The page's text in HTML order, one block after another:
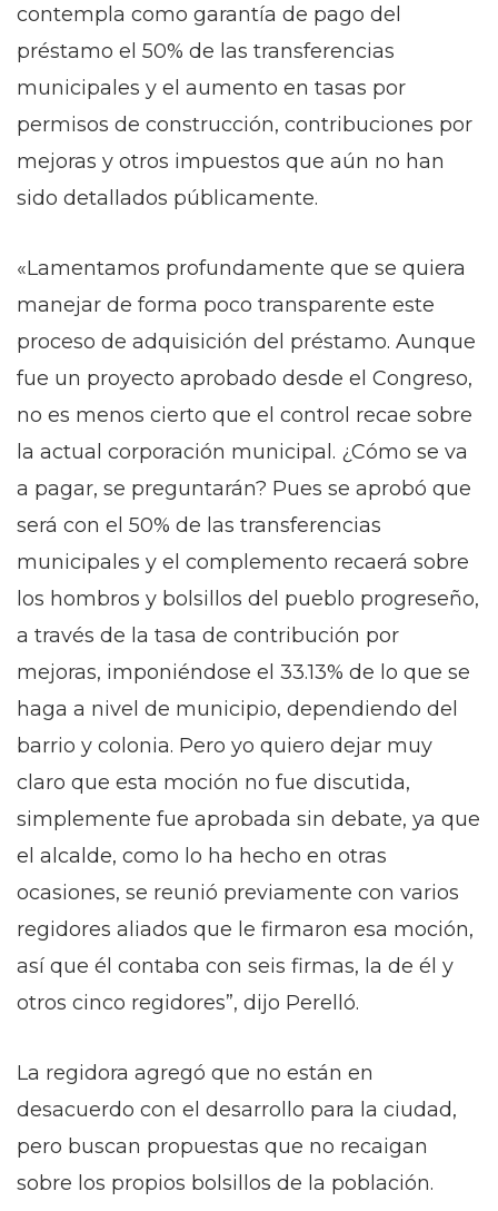
contempla como garantía de pago del
préstamo el 50% de las transferencias
municipales y el aumento en tasas por
permisos de construcción, contribuciones por
mejoras y otros impuestos que aún no han
sido detallados públicamente.
«Lamentamos profundamente que se quiera
manejar de forma poco transparente este
proceso de adquisición del préstamo. Aunque
fue un proyecto aprobado desde el Congreso,
no es menos cierto que el control recae sobre
la actual corporación municipal. ¿Cómo se va
a pagar, se preguntarán? Pues se aprobó que
será con el 50% de las transferencias
municipales y el complemento recaerá sobre
los hombros y bolsillos del pueblo progreseño,
a través de la tasa de contribución por
mejoras, imponiéndose el 33.13% de lo que se
haga a nivel de municipio, dependiendo del
barrio y colonia. Pero yo quiero dejar muy
claro que esta moción no fue discutida,
simplemente fue aprobada sin debate, ya que
el alcalde, como lo ha hecho en otras
ocasiones, se reunió previamente con varios
regidores aliados que le firmaron esa moción,
así que él contaba con seis firmas, la de él y
otros cinco regidores”, dijo Perelló.
La regidora agregó que no están en
desacuerdo con el desarrollo para la ciudad,
pero buscan propuestas que no recaigan
sobre los propios bolsillos de la población.